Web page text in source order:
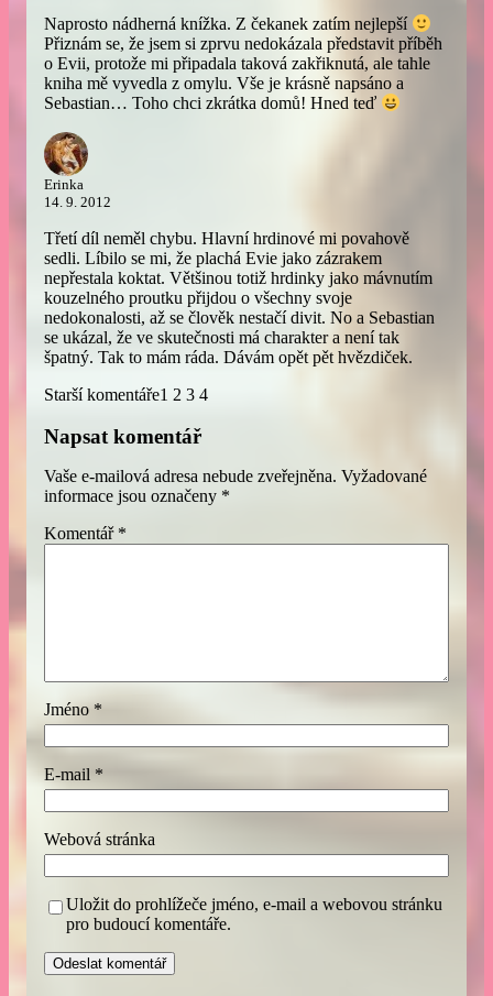
Naprosto nádherná knížka. Z čekanek zatím nejlepší
Přiznám se, že jsem si zprvu nedokázala představit příběh
o Evii, protože mi připadala taková zakřiknutá, ale tahle
kniha mě vyvedla z omylu. Vše je krásně napsáno a
Sebastian… Toho chci zkrátka domů! Hned teď
Erinka
14. 9. 2012
Třetí díl neměl chybu. Hlavní hrdinové mi povahově
sedli. Líbilo se mi, že plachá Evie jako zázrakem
nepřestala koktat. Většinou totiž hrdinky jako mávnutím
kouzelného proutku přijdou o všechny svoje
nedokonalosti, až se člověk nestačí divit. No a Sebastian
se ukázal, že ve skutečnosti má charakter a není tak
špatný. Tak to mám ráda. Dávám opět pět hvězdiček.
Starší komentáře1 2 3 4
Napsat komentář
Vaše e-mailová adresa nebude zveřejněna. Vyžadované
informace jsou označeny *
Komentář *
Jméno *
E-mail *
Webová stránka
Uložit do prohlížeče jméno, e-mail a webovou stránku
pro budoucí komentáře.